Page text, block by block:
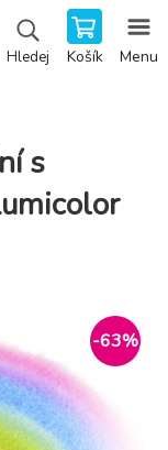
Hledej Košík Menu
s
-63%